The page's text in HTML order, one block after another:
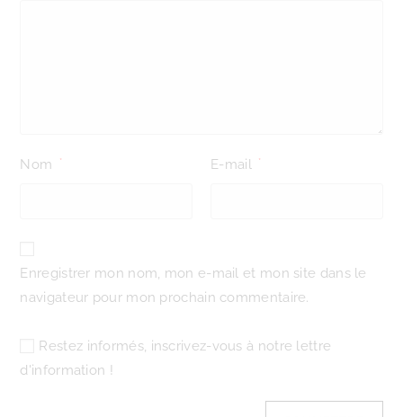
Nom * E-mail *
Enregistrer mon nom, mon e-mail et mon site dans le
navigateur pour mon prochain commentaire.
Restez informés, inscrivez-vous à notre lettre
d'information !